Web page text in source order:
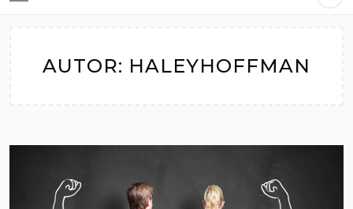
AUTOR: HALEYHOFFMAN